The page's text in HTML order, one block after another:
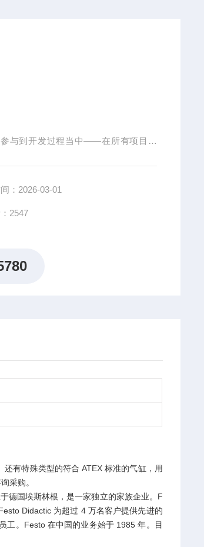
与到开发过程当中——在所有项目阶
：2026-03-01
2547
有特殊类型的符合 ATEX 标准的气缸，用
采购。
德国埃斯林根，是一家独立的家族企业。F
Didactic 为超过 4 万名客户提供先进的
工。Festo 在中国的业务始于 1985 年。目